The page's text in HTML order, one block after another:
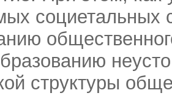
социетальных
структуры